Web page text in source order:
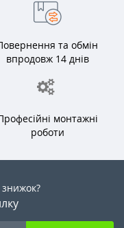
та обмін
впродовж 14 днів
монтажні
роботи
знижок?